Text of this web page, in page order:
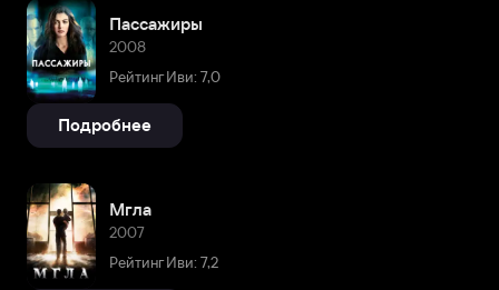
Пассажиры
2008
Рейтинг Иви: 7,0
Подробнее
Мгла
2007
Рейтинг Иви: 7,2